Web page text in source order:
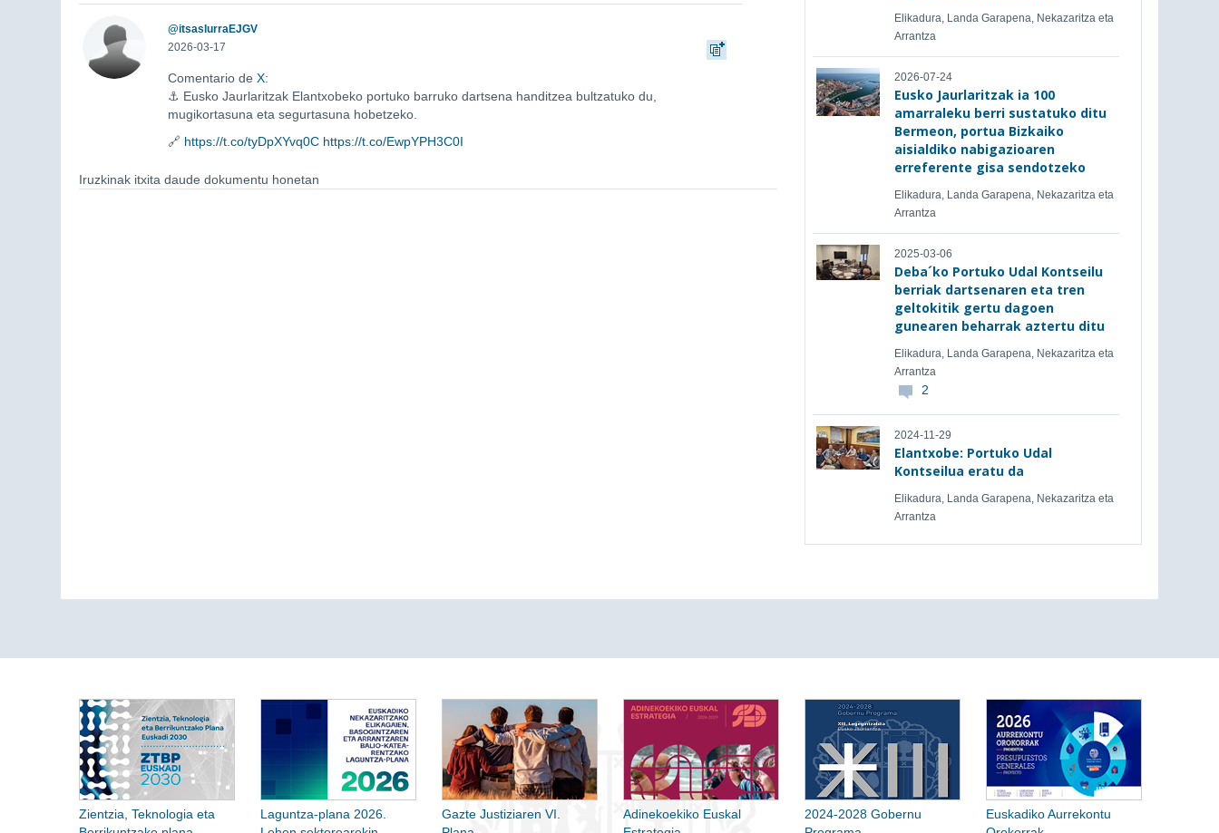
@itsaslurraEJGV
2026-03-17
Comentario deX:
⚓ Eusko Jaurlaritzak Elantxobeko portuko barruko dartsena handitzea bultzatuko du,
mugikortasuna eta segurtasuna hobetzeko.
🔗 https://t.co/tyDpXYvq0C https://t.co/EwpYPH3C0I
Iruzkinak itxita daude dokumentu honetan
Elikadura, Landa Garapena, Nekazaritza eta
Arrantza
2026-07-24
Eusko Jaurlaritzak ia 100
amarraleku berri sustatuko ditu
Bermeon, portua Bizkaiko
aisialdiko nabigazioaren
erreferente gisa sendotzeko
Elikadura, Landa Garapena, Nekazaritza eta
Arrantza
2025-03-06
Deba´ko Portuko Udal Kontseilu
berriak dartsenaren eta tren
geltokitik gertu dagoen
gunearen beharrak aztertu ditu
Elikadura, Landa Garapena, Nekazaritza eta
Arrantza
2
2024-11-29
Elantxobe: Portuko Udal
Kontseilua eratu da
Elikadura, Landa Garapena, Nekazaritza eta
Arrantza
Zientzia, Teknologia eta
Laguntza-plana 2026.
Gazte Justiziaren VI.
Adinekoekiko Euskal
2024-2028 Gobernu
Euskadiko Aurrekontu